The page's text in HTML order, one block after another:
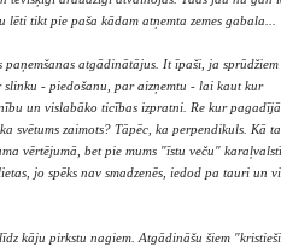
tikt pie paša kādam atņemta zemes gabala...
atgādinātājus. It īpaši, ja
- piedošanu, par aizņemtu - lai kaut kur
un vislabāko ticības izpratni. Re kur
svētums zaimots? Tāpēc, ka perpendikuls. Kā
vērtējumā, bet pie mums "īstu veču" karaļvalstī
jo spēks nav smadzenēs, iedod pa tauri un
kāju pirkstu nagiem. Atgādināšu šiem